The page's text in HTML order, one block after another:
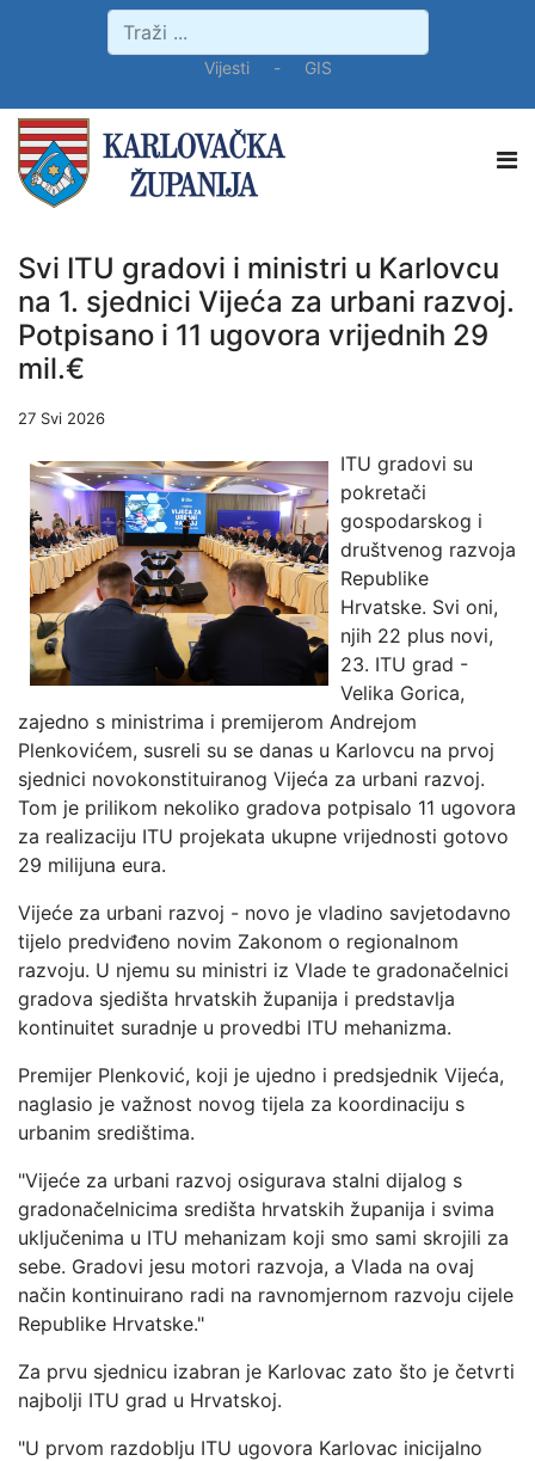
Vijesti- GIS
Svi ITU gradovi i ministri u Karlovcu
na 1. sjednici Vijeća za urbani razvoj.
Potpisano i 11 ugovora vrijednih 29
mil.€
27 Svi 2026
ITU gradovi su
pokretači
gospodarskog i
društvenog razvoja
Republike
Hrvatske. Svi oni,
njih 22 plus novi,
23. ITU grad -
Velika Gorica,
zajedno s ministrima i premijerom Andrejom
Plenkovićem, susreli su se danas u Karlovcu na prvoj
sjednici novokonstituiranog Vijeća za urbani razvoj.
Tom je prilikom nekoliko gradova potpisalo 11 ugovora
za realizaciju ITU projekata ukupne vrijednosti gotovo
29 milijuna eura.
Vijeće za urbani razvoj - novo je vladino savjetodavno
tijelo predviđeno novim Zakonom o regionalnom
razvoju. U njemu su ministri iz Vlade te gradonačelnici
gradova sjedišta hrvatskih županija i predstavlja
kontinuitet suradnje u provedbi ITU mehanizma.
Premijer Plenković, koji je ujedno i predsjednik Vijeća,
naglasio je važnost novog tijela za koordinaciju s
urbanim središtima.
"Vijeće za urbani razvoj osigurava stalni dijalog s
gradonačelnicima središta hrvatskih županija i svima
uključenima u ITU mehanizam koji smo sami skrojili za
sebe. Gradovi jesu motori razvoja, a Vlada na ovaj
način kontinuirano radi na ravnomjernom razvoju cijele
Republike Hrvatske."
Za prvu sjednicu izabran je Karlovac zato što je četvrti
najbolji ITU grad u Hrvatskoj.
"U prvom razdoblju ITU ugovora Karlovac inicijalno